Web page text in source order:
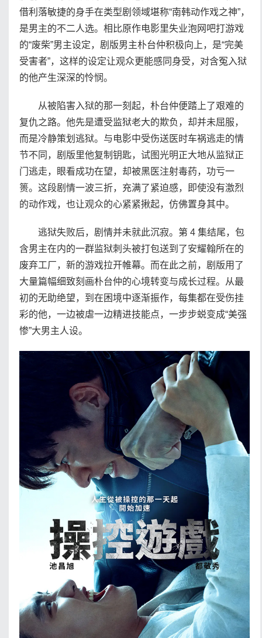
借利落敏捷的身手在类型剧领域堪称“南韩动作戏之神”，
是男主的不二人选。相比原作电影里失业泡网吧打游戏
的“废柴”男主设定，剧版男主朴台仲积极向上，是“完美
受害者”，这样的设定让观众更能感同身受，对含冤入狱
的他产生深深的怜悯。
从被陷害入狱的那一刻起，朴台仲便踏上了艰难的
复仇之路。他先是遭受监狱老大的欺负，却并未屈服，
而是冷静策划逃狱。与电影中受伤送医时车祸逃走的情
节不同，剧版里他复制钥匙，试图光明正大地从监狱正
门逃走，眼看成功在望，却被黑医注射毒药，功亏一
篑。这段剧情一波三折，充满了紧迫感，即使没有激烈
的动作戏，也让观众的心紧紧揪起，仿佛置身其中。
逃狱失败后，剧情并未就此沉寂。第 4 集结尾，包
含男主在内的一群监狱刺头被打包送到了安耀翰所在的
废弃工厂，新的游戏拉开帷幕。而在此之前，剧版用了
大量篇幅细致刻画朴台仲的心境转变与成长过程。从最
初的无助绝望，到在困境中逐渐振作，每集都在受伤挂
彩的他，一边被虐一边精进技能点，一步步蜕变成“美强
惨”大男主人设。